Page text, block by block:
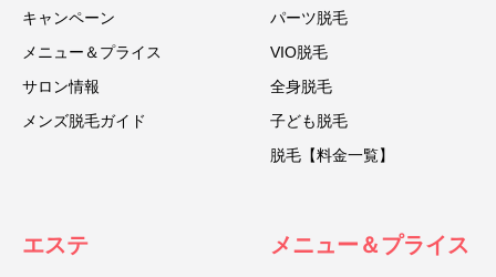
キャンペーン
メニュー＆プライス
サロン情報
メンズ脱毛ガイド
パーツ脱毛
VIO脱毛
全身脱毛
子ども脱毛
脱毛【料金一覧】
エステ メニュー＆プライス